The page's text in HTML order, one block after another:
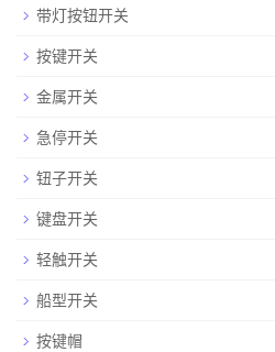
带灯按钮开关
按键开关
金属开关
急停开关
钮子开关
键盘开关
轻触开关
船型开关
按键帽